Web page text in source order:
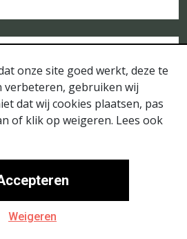
Nederland - Website door
doorLOTS OF- Fotografie door
-Sitemap
onze site goed werkt, deze te
verbeteren, gebruiken wij
dat wij cookies plaatsen, pas
of klik op weigeren. Lees ook
Weigeren